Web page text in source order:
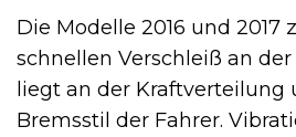
Die Modelle 2016 und 2017
schnellen Verschleiß an der
liegt an der Kraftverteilung
Bremsstil der Fahrer.